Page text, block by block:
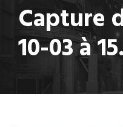
Capture
10-03 à